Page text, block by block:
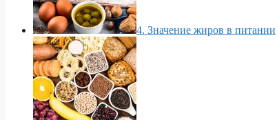
4. Значение жиров в питании